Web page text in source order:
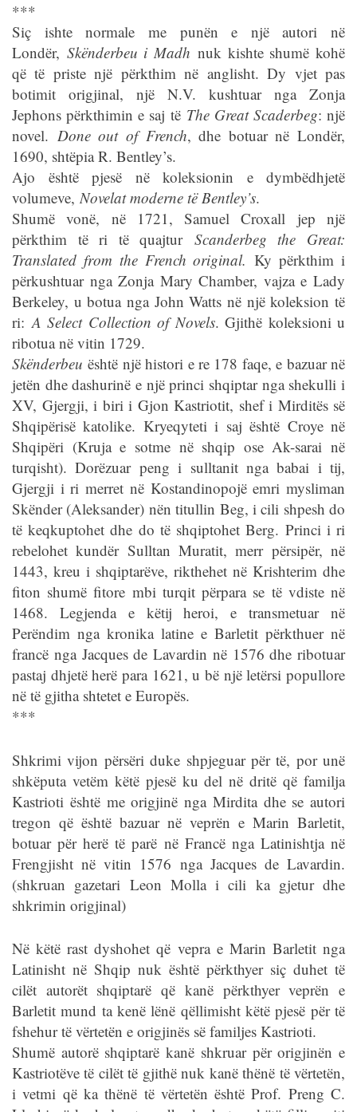
***
Siç ishte normale me punën e një autori në
Londër, Skënderbeu i Madh nuk kishte shumë kohë
që të priste një përkthim në anglisht. Dy vjet pas
botimit origjinal, një N.V. kushtuar nga Zonja
Jephons përkthimin e saj të The Great Scaderbeg: një
novel. Done out of French, dhe botuar në Londër,
1690, shtëpia R. Bentley’s.
Ajo është pjesë në koleksionin e dymbëdhjetë
volumeve,Novelat moderne të Bentley’s.
Shumë vonë, në 1721, Samuel Croxall jep një
përkthim të ri të quajtur Scanderbeg the Great:
Translated from the French original. Ky përkthim i
përkushtuar nga Zonja Mary Chamber, vajza e Lady
Berkeley, u botua nga John Watts në një koleksion të
ri:A Select Collection of Novels. Gjithë koleksioni u
ribotua në vitin 1729.
Skënderbeu është një histori e re 178 faqe, e bazuar në
jetën dhe dashurinë e një princi shqiptar nga shekulli i
XV, Gjergji, i biri i Gjon Kastriotit, shef i Mirditës së
Shqipërisë katolike. Kryeqyteti i saj është Croye në
Shqipëri (Kruja e sotme në shqip ose Ak-sarai në
turqisht). Dorëzuar peng i sulltanit nga babai i tij,
Gjergji i ri merret në Kostandinopojë emri mysliman
Skënder (Aleksander) nën titullin Beg, i cili shpesh do
të keqkuptohet dhe do të shqiptohet Berg. Princi i ri
rebelohet kundër Sulltan Muratit, merr përsipër, në
1443, kreu i shqiptarëve, rikthehet në Krishterim dhe
fiton shumë fitore mbi turqit përpara se të vdiste në
1468. Legjenda e këtij heroi, e transmetuar në
Perëndim nga kronika latine e Barletit përkthuer në
francë nga Jacques de Lavardin në 1576 dhe ribotuar
pastaj dhjetë herë para 1621, u bë një letërsi popullore
në të gjitha shtetet e Europës.
***
Shkrimi vijon përsëri duke shpjeguar për të, por unë
shkëputa vetëm këtë pjesë ku del në dritë që familja
Kastrioti është me origjinë nga Mirdita dhe se autori
tregon që është bazuar në veprën e Marin Barletit,
botuar për herë të parë në Francë nga Latinishtja në
Frengjisht në vitin 1576 nga Jacques de Lavardin.
(shkruan gazetari Leon Molla i cili ka gjetur dhe
shkrimin origjinal)
Në këtë rast dyshohet që vepra e Marin Barletit nga
Latinisht në Shqip nuk është përkthyer siç duhet të
cilët autorët shqiptarë që kanë përkthyer veprën e
Barletit mund ta kenë lënë qëllimisht këtë pjesë për të
fshehur të vërtetën e origjinës së familjes Kastrioti.
Shumë autorë shqiptarë kanë shkruar për origjinën e
Kastriotëve të cilët të gjithë nuk kanë thënë të vërtetën,
i vetmi që ka thënë të vërtetën është Prof. Preng C.